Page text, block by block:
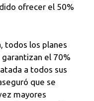
ofrecer el 50%
todos los planes
el 70%
a todos sus
que se
mayores